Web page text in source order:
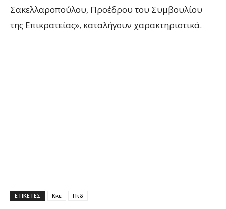
Σακελλαροπούλου, Προέδρου του Συμβουλίου
της Επικρατείας», καταλήγουν χαρακτηριστικά.
ΕΤΙΚΕΤΕΣ Κκε Πτδ